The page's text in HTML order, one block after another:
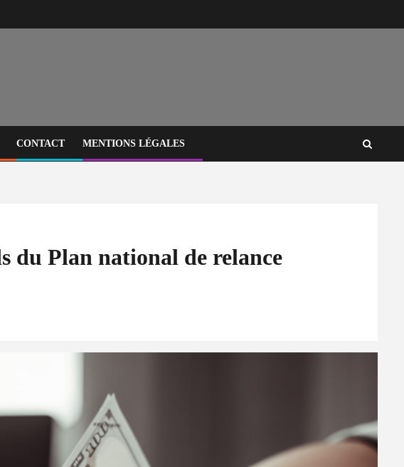
CONTACT MENTIONS LÉGALES
du Plan national de relance